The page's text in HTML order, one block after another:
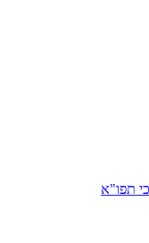
תפו"א